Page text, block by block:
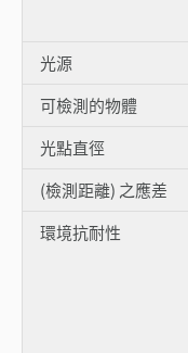
光源
可檢測的物體
光點直徑
(檢測距離) 之應差
環境抗耐性